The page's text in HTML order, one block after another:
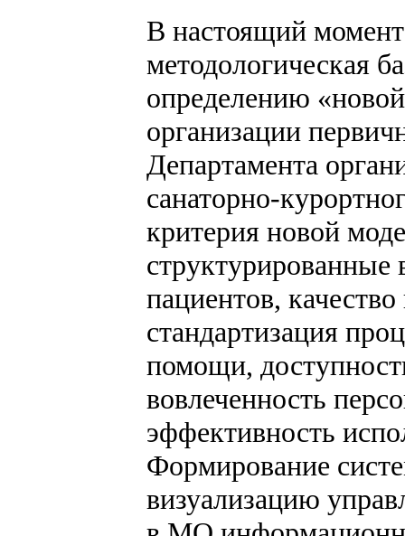
В настоящий
методологическая
определению
организации
Департамента
санаторно-
критерия новой
структурированные
пациентов,
стандартизация
помощи,
вовлеченность
эффективность
Формирование
визуализацию